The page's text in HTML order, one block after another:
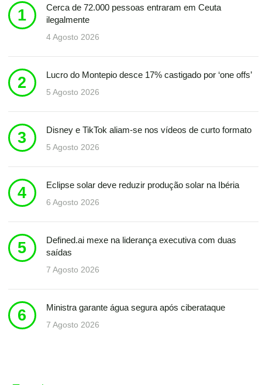
Cerca de 72.000 pessoas entraram em Ceuta
ilegalmente
4 Agosto 2026
Lucro do Montepio desce 17% castigado por ‘one offs’
5 Agosto 2026
Disney e TikTok aliam-se nos vídeos de curto formato
5 Agosto 2026
Eclipse solar deve reduzir produção solar na Ibéria
6 Agosto 2026
Defined.ai mexe na liderança executiva com duas
saídas
7 Agosto 2026
Ministra garante água segura após ciberataque
7 Agosto 2026